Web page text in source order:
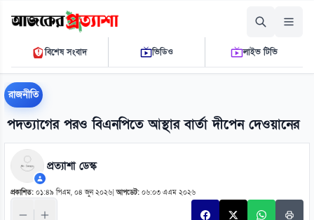
রোববার, ০৯ আগস্ট ২০২৬
০৩:৩৫:৩৮ এ.এম.THE DAILY AJKER PROTTASHA
বিশেষ সংবাদ ভিডিও লাইভ টিভি
রাজনীতি
পদত্যাগের পরও বিএনপিতে আস্থার বার্তা দীপেন দেওয়ানের
প্রত্যাশা ডেস্ক
প্রকাশিত: ০১:৪৯ পিএম, ০৪ জুন ২০২৬ |আপডেট: ০৬:০৩ এএম ২০২৬